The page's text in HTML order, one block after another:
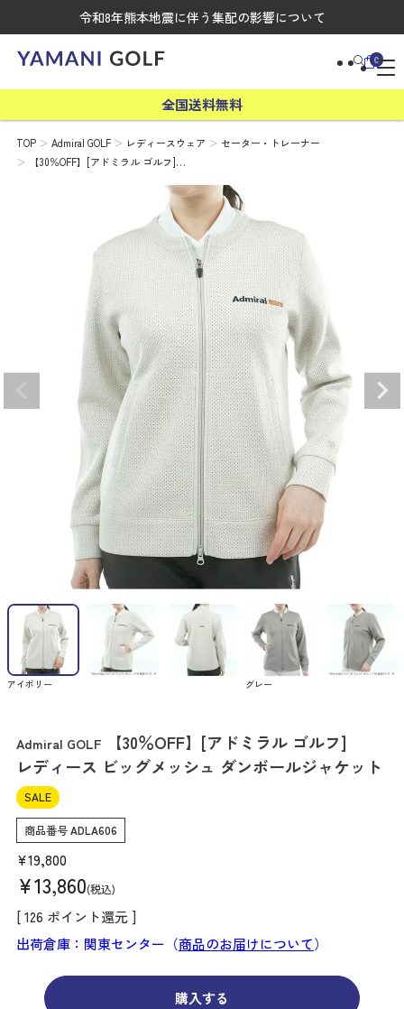
令和8年熊本地震に伴う集配の影響について
0
全国送料無料
TOP Admiral GOLF レディースウェア
セーター・トレーナー
【30％OFF】[アドミラル ゴルフ]…
アイボリー グレー
Admiral GOLF
【30％OFF】[アドミラル ゴルフ]
レディース ビッグメッシュ ダンボールジャケット
SALE
商品番号ADLA606
¥19,800
¥13,860 税込
[126 ポイント還元 ]
出荷倉庫：関東センター（商品のお届けについて）
購入する